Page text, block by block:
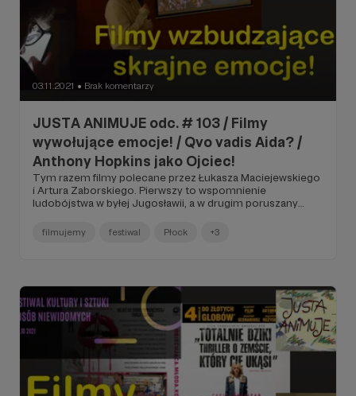
03.11.2021 ● Brak komentarzy
JUSTA ANIMUJE odc. # 103 / Filmy
wywołujące emocje! / Qvo vadis Aida? /
Anthony Hopkins jako Ojciec!
Tym razem filmy polecane przez Łukasza Maciejewskiego
i Artura Zaborskiego. Pierwszy to wspomnienie
ludobójstwa w byłej Jugosławii, a w drugim poruszany
ciekawostki związane z tymi produkcjami. Te tytuły
wywołują skrajne emocje!
filmujemy festiwal Płock +3